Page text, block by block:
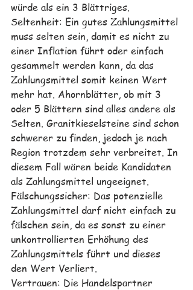
würde als ein 3 Blättriges.
Seltenheit: Ein gutes Zahlungsmittel
muss selten sein, damit es nicht zu
einer Inflation führt oder einfach
gesammelt werden kann, da das
Zahlungsmittel somit keinen Wert
mehr hat. Ahornblätter, ob mit 3
oder 5 Blättern sind alles andere als
Selten. Granitkieselsteine sind schon
schwerer zu finden, jedoch je nach
Region trotzdem sehr verbreitet. In
diesem Fall wären beide Kandidaten
als Zahlungsmittel ungeeignet.
Fälschungssicher: Das potenzielle
Zahlungsmittel darf nicht einfach zu
fälschen sein, da es sonst zu einer
unkontrollierten Erhöhung des
Zahlungsmittels führt und dieses
den Wert Verliert.
Vertrauen: Die Handelspartner